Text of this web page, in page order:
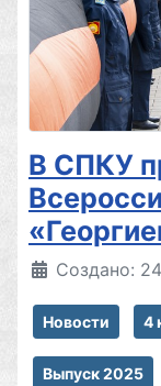
В СПКУ
Создано:
Новости 4
Выпуск 2025